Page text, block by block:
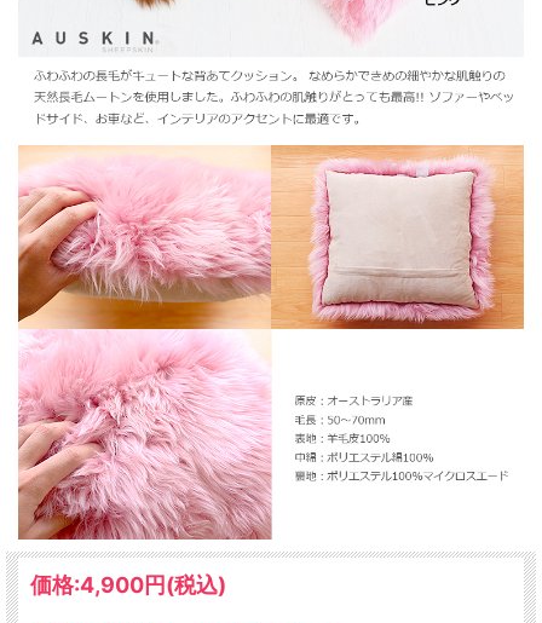
ください。
ムートンのお手入れ方法について
価格:4,900円(税込)